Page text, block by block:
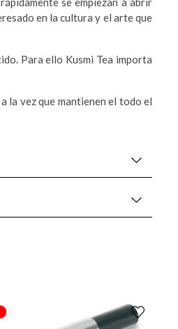
en la cultura y el arte que
Para ello Kusmi Tea importa
la vez que mantienen el todo el